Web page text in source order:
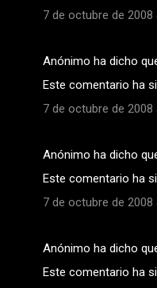
7 de octubre de 2008
Anónimo ha dicho
Este comentario ha
7 de octubre de 2008
Anónimo ha dicho
Este comentario ha
7 de octubre de 2008
Anónimo ha dicho
Este comentario ha